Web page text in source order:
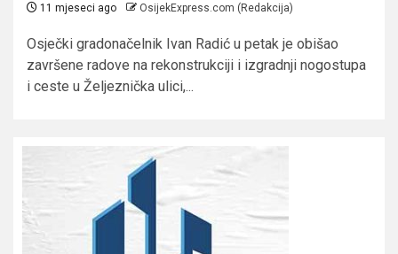
11 mjeseci ago OsijekExpress.com (Redakcija)
Osječki gradonačelnik Ivan Radić u petak je obišao
završene radove na rekonstrukciji i izgradnji nogostupa
i ceste u Željeznička ulici,...